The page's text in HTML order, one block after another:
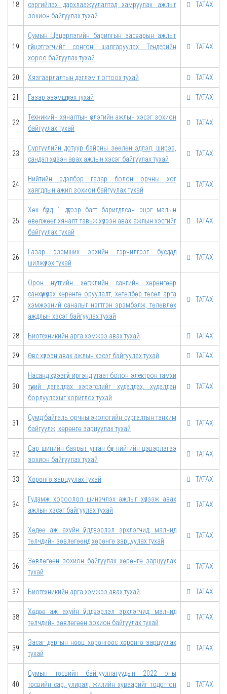
18
сэргийлэх дархлаажуулалтад хамруулах ажлыг
зохион байгуулах тухай
ТАТАХ
19
Сумын Цэцэрлэгийн барилгын засварын ажлыг
гүйцэтгэгчийг сонгон шалгаруулах Тендерийн
хороо байгуулах тухай
ТАТАХ
20 Хязгаарлалтын дэглэм т огтоох тухай ТАТАХ
21 Газар эзэмшүүлэх тухай ТАТАХ
22
Техникийн хяналтын үзлэгийн ажлын хэсэг зохион
байгуулах тухай
ТАТАХ
23
Сургуулийн дотуур байрны зөөлөн эдлэл, ширээ,
сандал хүлээн авах ажлын хэсэг байгуулах тухай
ТАТАХ
24
Нийтийн эдэлбэр газар болон орчны хог
хаягдлын ажил зохион байгуулах тухай
ТАТАХ
25
Хөх бүрд 1 дүгээр багт баригдлсан эцэг малын
өвөлжөөг хяналт тавьж хүлээн авах ажлын хэсгийг
байгуулах тухай
ТАТАХ
26
Газар эзэмших эрхийн гэрчилгээг бусдад
шилжүүлэх тухай
ТАТАХ
27
Орон нутгийн хөгжлийн сангийн хөрөнгөөр
санхүүжүүлэх хөрөнгө оруулалт, хөтөлбөр төсөл арга
хэмжээний саналыг нэгтгэн эрэмбэлж, төлөвлөх
аждлын хэсэг байгуулах тухай
ТАТАХ
28 Биотехникийн арга хэмжээ авах тухай ТАТАХ
29 Өвс хүлээн авах ажлын хэсэг байгуулах тухай ТАТАХ
30
Насанд хүрээгүй иргэнд утаат болон электрон тамхи
түүний дагалдах хэрэгслийг худалдах, худалдан
борлуулахыг хориглох тухай
ТАТАХ
31
Сумд байгаль орчны экологийн сургалтын танхим
байгуулж, хөрөнгө зарцуулах тухай
ТАТАХ
32
Сар шинийн баярыг угтан бүх нийтийн цэвэрлэгээ
зохион байгуулах тухай
ТАТАХ
33 Хөрөнгө зарцуулах тухай ТАТАХ
34
Гудамж хороолол шинэчлэх ажлыг хүлээж авах
ажлын хэсэг байгуулах тухай
ТАТАХ
35
Хөдөө аж ахуйн үйлдвэрлэл эрхлэгчид, малчид
төлчдийн зөвлөгөөнд хөрөнгө зарцуулах тухай
ТАТАХ
36
Зөвлөгөөн зохион байгуулах хөрөнгө зарцуулах
тухай
ТАТАХ
37 Биотехникийн арга хэмжээ авах тухай ТАТАХ
38
Хөдөө аж ахуйн үйлдвэрлэл эрхлэгчид, малчид
төлчдийн зөвлөгөөн зохион байгуулах тухай
ТАТАХ
39
Засаг даргын нөөц хөрөнгөөс хөрөнгө зарцуулах
тухай
ТАТАХ
40
Сумын төсвийн байгууллагуудын 2022 оны
төсвийн сар, улирал, жилийн хуваарийг тодотгон
ТАТАХ